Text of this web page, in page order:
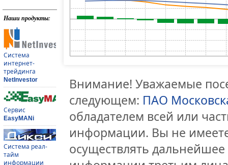
Наши продукты:
Система
интернет-
трейдинга
NetInvestor
Сервис
EasyMANi
Система реал-
тайм
информации
Внимание! Уважаемые
следующем: ПАО
обладателем всей или
информации. Вы не
осуществлять